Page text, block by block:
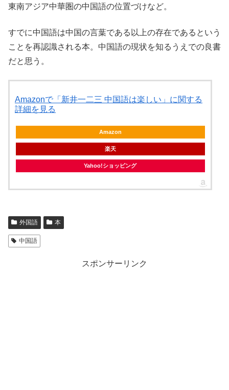
東南アジア中華圏の中国語の位置づけなど。
すでに中国語は中国の言葉である以上の存在であるという
ことを再認識される本。中国語の現状を知るうえでの良書
だと思う。
Amazonで「新井一二三 中国語は楽しい」に関する
詳細を見る
Amazon
楽天
Yahoo!ショッピング
外国語 本
中国語
スポンサーリンク